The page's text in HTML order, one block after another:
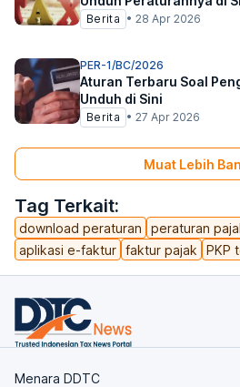
Tag Terkait:
download peraturan peraturan
aplikasi e-faktur faktur pajak PKP
Berita • 28 Apr 2026
PER-1/BC/2026
Aturan Terbaru Soal
Unduh di Sini
Berita • 27 Apr 2026
Muat Lebih
Menara DDTC